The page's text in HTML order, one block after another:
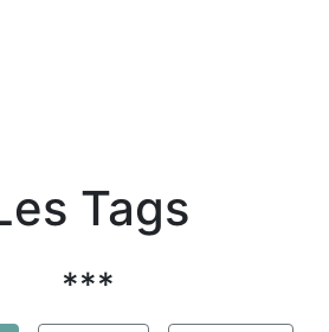
Tags
***